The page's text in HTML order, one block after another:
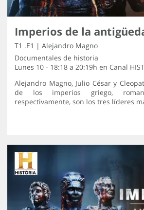
Imperios de la
T1 .E1 | Alejandro Magno
Documentales de historia
Lunes 10 - 18:18 a 20:19h en Canal
Alejandro Magno, Julio César y
de los imperios griego,
respectivamente, son los tres líderes